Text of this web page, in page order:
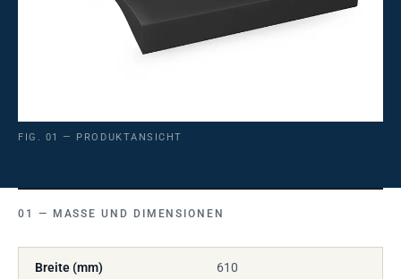
FIG. 01 — PRODUKTANSICHT
MASSE UND DIMENSIONEN
Breite (mm) 610